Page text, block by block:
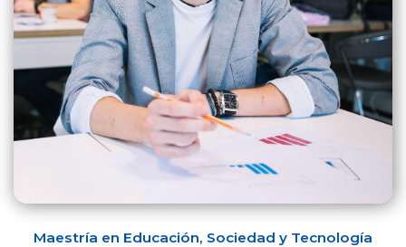
Maestría en Educación, Sociedad y Tecnología